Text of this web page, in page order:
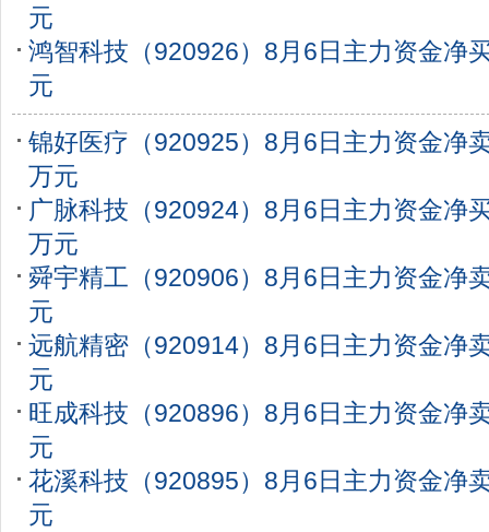
元
鸿智科技（920926）8月6日主力资金净
元
锦好医疗（920925）8月6日主力资金净
万元
广脉科技（920924）8月6日主力资金净
万元
舜宇精工（920906）8月6日主力资金净
元
远航精密（920914）8月6日主力资金净
元
旺成科技（920896）8月6日主力资金净
元
花溪科技（920895）8月6日主力资金净
元